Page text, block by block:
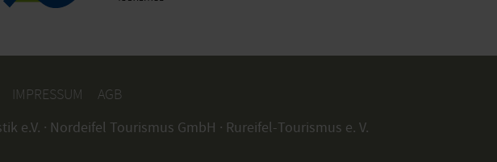
IMPRESSUM
AGB
e.V. · Nordeifel Tourismus GmbH · Rureifel-Tourismus e. V.